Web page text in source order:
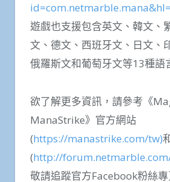
遊戲也支援包含英文、韓文、
文、德文、西班牙文、日文、
俄羅斯文和葡萄牙文等13種語
欲了解更多資訊，請參考《
ManaStrike》官方網站
(https://manastrike.com/tw)
(http://
敬請追蹤官方Facebook粉絲